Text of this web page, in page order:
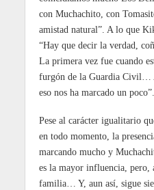
con Muchachito, con
amistad natural”. A lo que
“Hay que decir la verdad,
La primera vez fue cuando
furgón de la Guardia Civil…
eso nos ha marcado un poco”.
Pese al carácter igualitario
en todo momento, la
marcando mucho y
es la mayor influencia, pero,
familia… Y, aun así, sigue